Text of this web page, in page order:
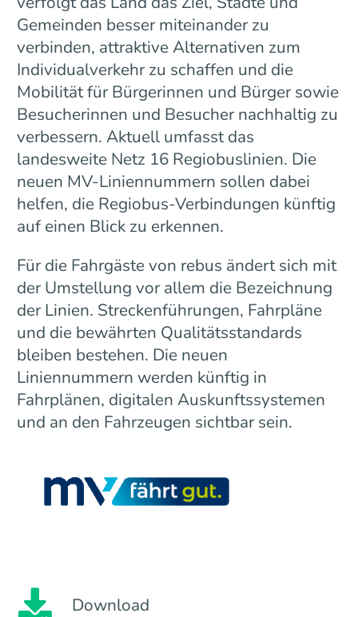
Gemeinden besser miteinander zu
verbinden, attraktive Alternativen zum
Individualverkehr zu schaffen und die
Mobilität für Bürgerinnen und Bürger sowie
Besucherinnen und Besucher nachhaltig zu
verbessern. Aktuell umfasst das
landesweite Netz 16 Regiobuslinien. Die
neuen MV-Liniennummern sollen dabei
helfen, die Regiobus-Verbindungen künftig
auf einen Blick zu erkennen.
Für die Fahrgäste von rebus ändert sich mit
der Umstellung vor allem die Bezeichnung
der Linien. Streckenführungen, Fahrpläne
und die bewährten Qualitätsstandards
bleiben bestehen. Die neuen
Liniennummern werden künftig in
Fahrplänen, digitalen Auskunftssystemen
und an den Fahrzeugen sichtbar sein.
Download